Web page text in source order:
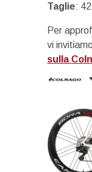
Taglie:
Per
vi
sulla